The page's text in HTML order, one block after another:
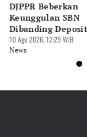
Editor
Tubagus
Hendra Friana
DJPPR Beberkan
Keunggulan SBN
Dibanding
7% Pajak 10%
10 Agu 2026, 12:29 WIB
News